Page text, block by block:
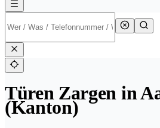
Türen Zargen in
(Kanton)